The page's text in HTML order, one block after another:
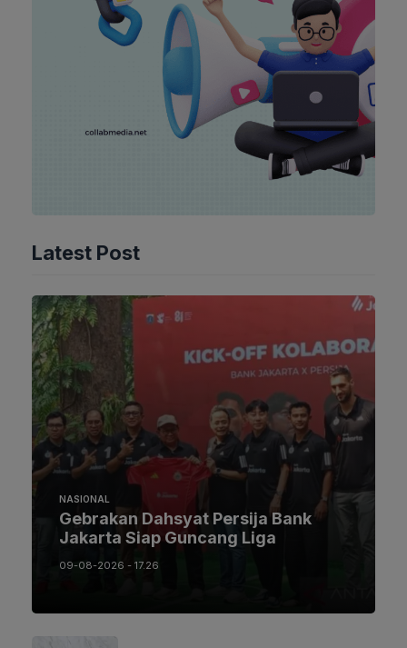
Latest Post
NASIONAL
Gebrakan Dahsyat Persija Bank
Jakarta Siap Guncang Liga
09-08-2026 - 17.26